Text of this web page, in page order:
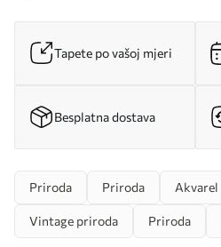
Tapete po vašoj mjeri
Besplatna dostava
Priroda Priroda Akvarel
Vintage priroda Priroda